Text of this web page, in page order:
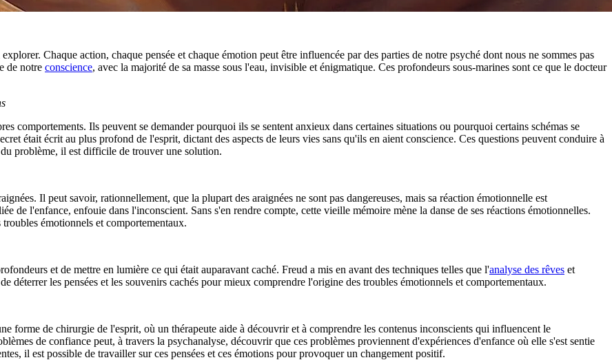
Chaque action, chaque pensée et chaque émotion peut être influencée par des parties de notre psyché dont nous ne sommes pas
de notre conscience, avec la majorité de sa masse sous l'eau, invisible et énigmatique. Ces profondeurs sous-marines sont ce que le docteur
comportements. Ils peuvent se demander pourquoi ils se sentent anxieux dans certaines situations ou pourquoi certains schémas se
était écrit au plus profond de l'esprit, dictant des aspects de leurs vies sans qu'ils en aient conscience. Ces questions peuvent conduire à
problème, il est difficile de trouver une solution.
Il peut savoir, rationnellement, que la plupart des araignées ne sont pas dangereuses, mais sa réaction émotionnelle est
de l'enfance, enfouie dans l'inconscient. Sans s'en rendre compte, cette vieille mémoire mène la danse de ses réactions émotionnelles.
émotionnels et comportementaux.
et de mettre en lumière ce qui était auparavant caché. Freud a mis en avant des techniques telles que l'analyse des rêves et
déterrer les pensées et les souvenirs cachés pour mieux comprendre l'origine des troubles émotionnels et comportementaux.
forme de chirurgie de l'esprit, où un thérapeute aide à découvrir et à comprendre les contenus inconscients qui influencent le
de confiance peut, à travers la psychanalyse, découvrir que ces problèmes proviennent d'expériences d'enfance où elle s'est sentie
il est possible de travailler sur ces pensées et ces émotions pour provoquer un changement positif.